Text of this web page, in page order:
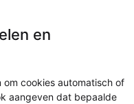
en
cookies automatisch of
aangeven dat bepaalde